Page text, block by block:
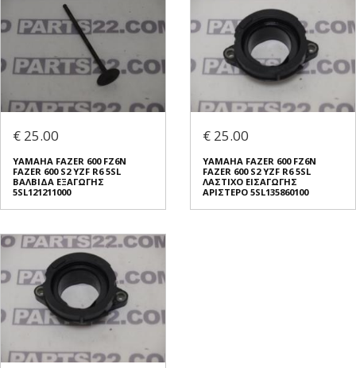
€ 25.00
YAMAHA FAZER 600 FZ6N
FAZER 600 S2 YZF R6 5SL
ΒΑΛΒΙΔΑ ΕΞΑΓΩΓΗΣ
5SL121211000
€ 25.00
YAMAHA FAZER 600 FZ6N
FAZER 600 S2 YZF R6 5SL
ΛΑΣΤΙΧΟ ΕΙΣΑΓΩΓΗΣ
ΑΡΙΣΤΕΡΟ 5SL135860100